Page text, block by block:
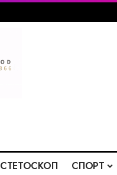
СТЕТОСКОП СПОРТ